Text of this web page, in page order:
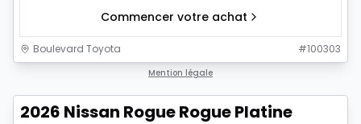
Commencer votre achat
Boulevard Toyota #100303
Mention légale
2026 Nissan Rogue Rogue Platine